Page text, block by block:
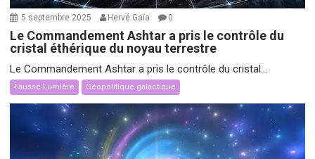
5 septembre 2025 Hervé Gaïa 0
Le Commandement Ashtar a pris le contrôle du
cristal éthérique du noyau terrestre
Le Commandement Ashtar a pris le contrôle du cristal...
Fausse Lumière Géopolitique galactique